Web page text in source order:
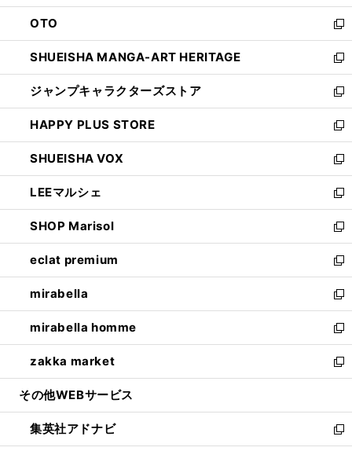
ウ
で
開
く
ン
ド
ウ
で
開
く
OTO
新
し
い
ウ
ィ
ン
ド
ウ
で
開
く
SHUEISHA MANGA-ART HERITAGE
新
し
い
ウ
ィ
ン
ド
ウ
で
開
く
ジャンプキャラクターズストア
新
し
い
ウ
ィ
ン
ド
ウ
で
開
く
HAPPY PLUS STORE
新
し
い
ウ
ィ
ン
ド
ウ
で
開
く
SHUEISHA VOX
新
し
い
ウ
ィ
ン
ド
ウ
で
開
く
LEEマルシェ
新
し
い
ウ
ィ
ン
ド
ウ
で
開
く
SHOP Marisol
新
し
い
ウ
ィ
ン
ド
ウ
で
開
eclat premium
新
し
い
ウ
ィ
ン
ド
ウ
開
く
mirabella
新
し
い
ウ
ィ
ン
ウ
で
開
mirabella homme
新
し
い
ウ
ン
ド
ウ
zakka market
新
し
ウ
ィ
ン
その他WEBサービス
集英社アドナビ
新